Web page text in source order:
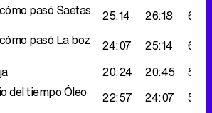
pasóSaetas 25:14 26:18
pasóLa boz 24:07 25:14
20:24 20:45
del tiempoÓleo 22:57 24:07